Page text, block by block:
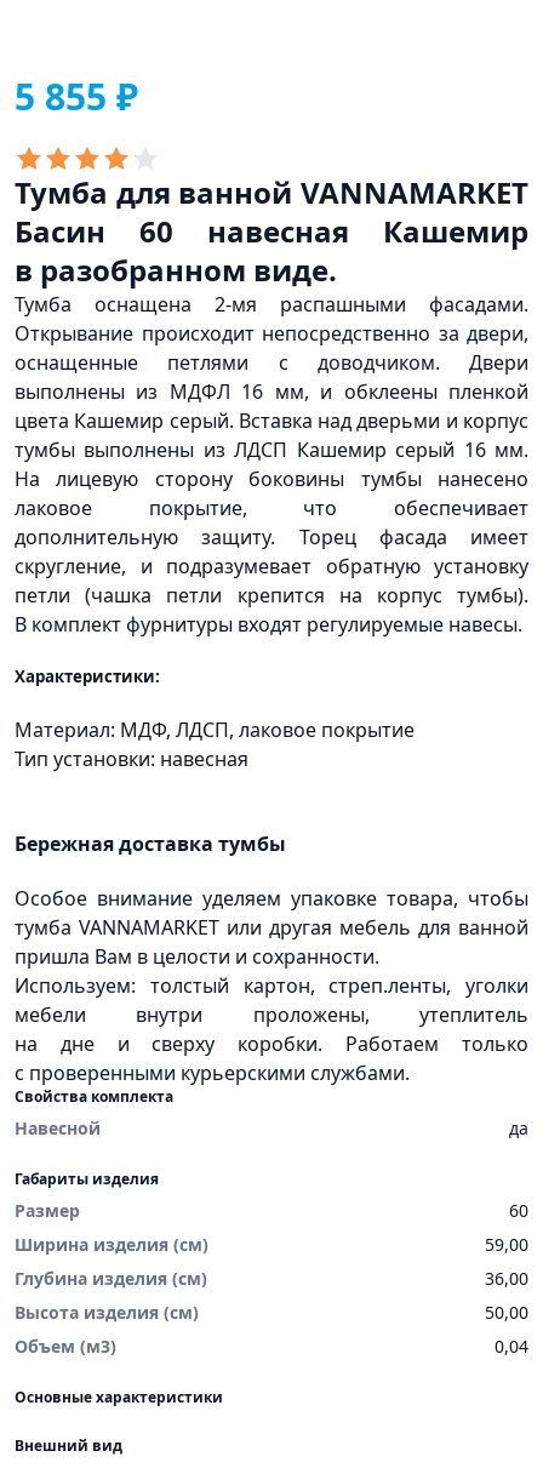
5 855 ₽
Тумба для ванной VANNAMARKET
Басин 60 навесная Кашемир
в разобранном виде.
Тумба оснащена 2-мя распашными фасадами.
Открывание происходит непосредственно за двери,
оснащенные петлями с доводчиком. Двери
выполнены из МДФЛ 16 мм, и обклеены пленкой
цвета Кашемир серый. Вставка над дверьми и корпус
тумбы выполнены из ЛДСП Кашемир серый 16 мм.
На лицевую сторону боковины тумбы нанесено
лаковое покрытие, что обеспечивает
дополнительную защиту. Торец фасада имеет
скругление, и подразумевает обратную установку
петли (чашка петли крепится на корпус тумбы).
В комплект фурнитуры входят регулируемые навесы.
Характеристики:
Материал: МДФ, ЛДСП, лаковое покрытие
Тип установки: навесная
Бережная доставка тумбы
Особое внимание уделяем упаковке товара, чтобы
тумба VANNAMARKET или другая мебель для ванной
пришла Вам в целости и сохранности.
Используем: толстый картон, стреп.ленты, уголки
мебели внутри проложены, утеплитель
на дне и сверху коробки. Работаем только
с проверенными курьерскими службами.
Свойства комплекта
Навесной да
Габариты изделия
Размер
60
Ширина изделия (см)
59,00
Глубина изделия (см)
36,00
Высота изделия (см)
50,00
Объем (м3)
0,04
Основные характеристики
Внешний вид